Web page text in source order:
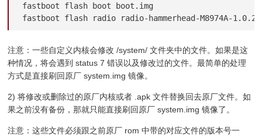
fastboot flash boot boot.img
fastboot flash radio radio-hammerhead-M8974A-
注意：一些自定义内核会修改 /system/ 文件夹中的文件。如果是这
种情况，将会遇到 status 7 错误以及修改过的文件。最简单的处理
方式是直接刷回原厂 system.img 镜像。
2) 将修改或删除过的原厂内核或者 .apk 文件替换回去原厂文件。如
果之前没有备份，那就只能直接刷回原厂 system.img 镜像了。
注意：这些文件必须跟之前原厂 rom 中带的对应文件的版本号一